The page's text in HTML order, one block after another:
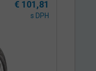
€ 101,81
s DPH